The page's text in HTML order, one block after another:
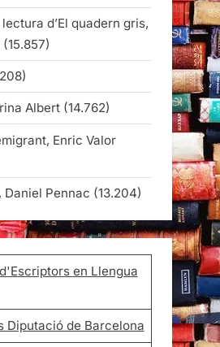
d’El quadern gris,
(15.857)
Albert (14.762)
Enric Valor
Daniel Pennac (13.204)
en Llengua
Diputació de Barcelona